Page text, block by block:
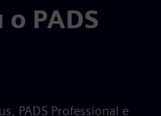
PADS
PADS Professional e